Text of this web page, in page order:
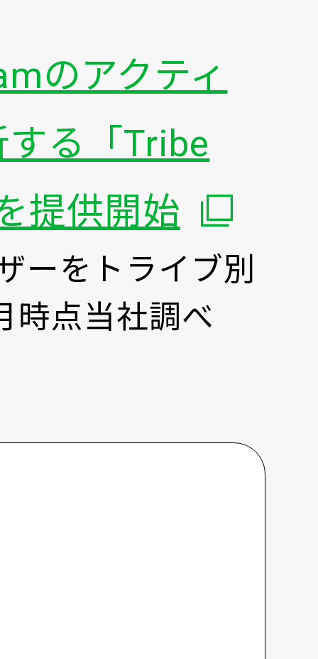
のアクティ
る「Tribe
提供開始 別ウィ
ーをトライブ別
点当社調べ